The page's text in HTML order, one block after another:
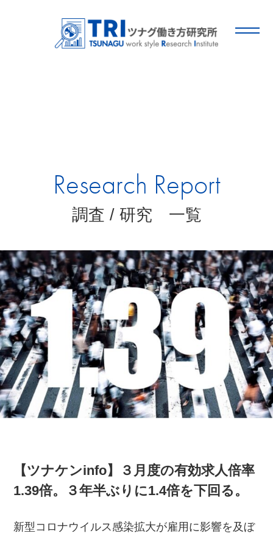
Research Report
調査 / 研究 一覧
【ツナケンinfo】３月度の有効求人倍率
1.39倍。３年半ぶりに1.4倍を下回る。
新型コロナウイルス感染拡大が雇用に影響を及ぼ